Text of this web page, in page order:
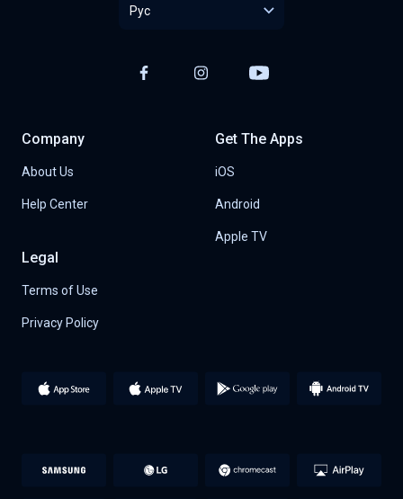
Рус
Company
About Us
Help Center
Get The Apps
iOS
Android
Apple TV
Legal
Terms of Use
Privacy Policy